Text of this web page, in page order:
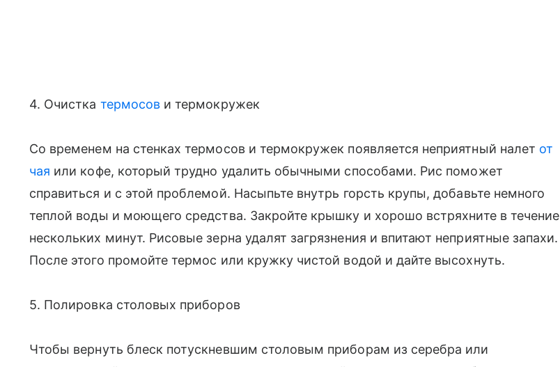
4. Очистка термосов и термокружек
Со временем на стенках термосов и термокружек появляется неприятный налет от
чая или кофе, который трудно удалить обычными способами. Рис поможет
справиться и с этой проблемой. Насыпьте внутрь горсть крупы, добавьте немного
теплой воды и моющего средства. Закройте крышку и хорошо встряхните в течение
нескольких минут. Рисовые зерна удалят загрязнения и впитают неприятные запахи.
После этого промойте термос или кружку чистой водой и дайте высохнуть.
5. Полировка столовых приборов
Чтобы вернуть блеск потускневшим столовым приборам из серебра или